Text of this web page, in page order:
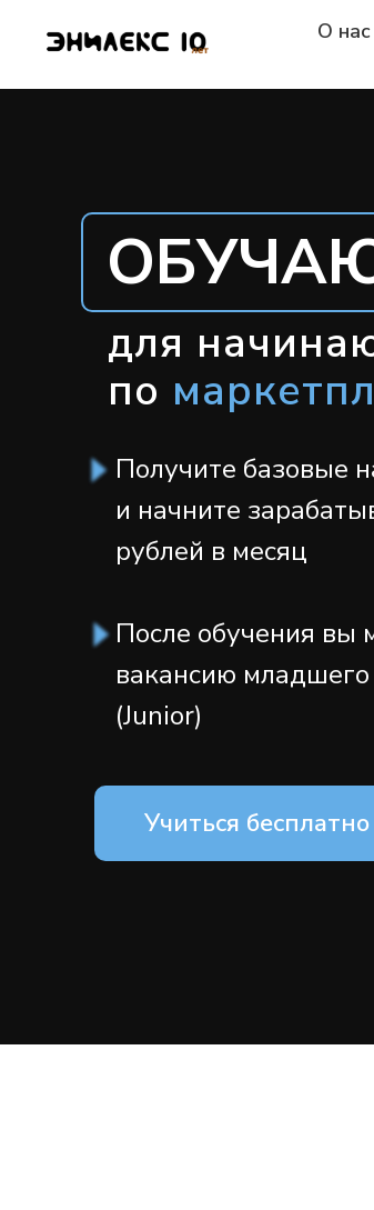
О нас
Получите базовые
и начните
рублей в месяц
После обучения вы
вакансию
(Junior)
для
по м
Учиться бесплатно